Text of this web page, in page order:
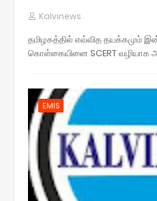
Kalvinews
தமிழகத்தில் எவ்வித தயக்கமும்
கொள்கையினை SCERT வழியாக
EMIS